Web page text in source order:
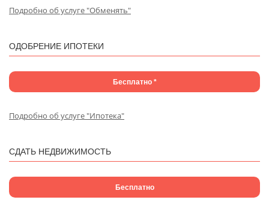
Подробно об услуге "Обменять"
ОДОБРЕНИЕ ИПОТЕКИ
Бесплатно *
Подробно об услуге "Ипотека"
СДАТЬ НЕДВИЖИМОСТЬ
Бесплатно